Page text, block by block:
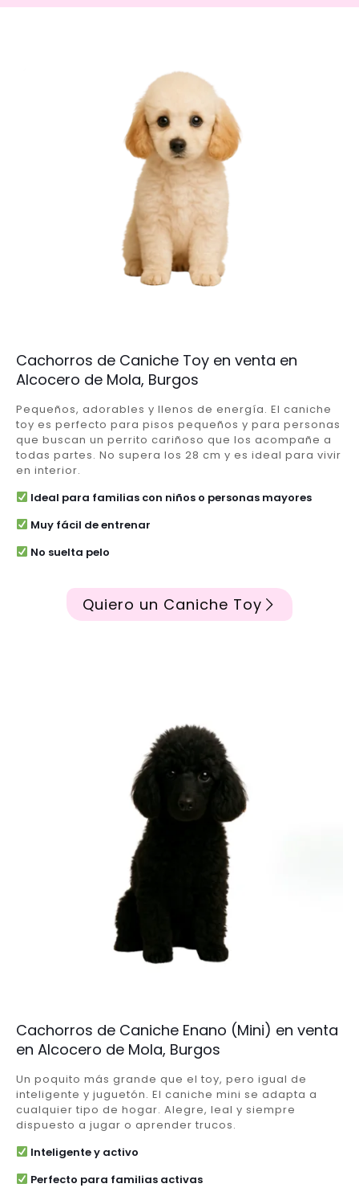
Cachorros de Caniche Toy en venta en
Alcocero de Mola, Burgos
Pequeños, adorables y llenos de energía. El caniche
toy es perfecto para pisos pequeños y para personas
que buscan un perrito cariñoso que los acompañe a
todas partes. No supera los 28 cm y es ideal para vivir
en interior.
Ideal para familias con niños o personas mayores
Muy fácil de entrenar
No suelta pelo
Quiero un Caniche Toy
Cachorros de Caniche Enano (Mini) en venta
en Alcocero de Mola, Burgos
Un poquito más grande que el toy, pero igual de
inteligente y juguetón. El caniche mini se adapta a
cualquier tipo de hogar. Alegre, leal y siempre
dispuesto a jugar o aprender trucos.
Inteligente y activo
Perfecto para familias activas